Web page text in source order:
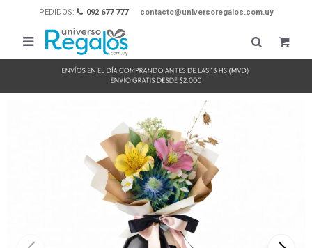
PEDIDOS: 092 677 777 contacto@universoregalos.com.uy
